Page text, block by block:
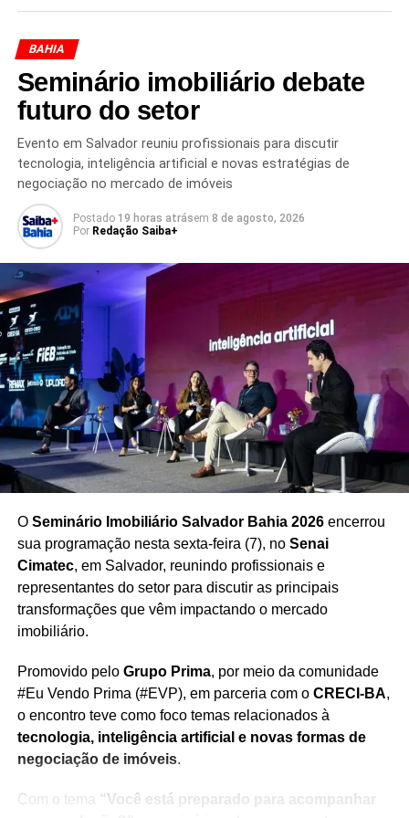
TÓPICOS RELACIONADOS
DEPUTADO BINHO GALINHA
FEIRA DE SANTANA
JOGO DO BICHO
LAVAGEM DE DINHEIRO
OPERAÇÃO ESTADO ANÔMICO
ORGANIZAÇÃO CRIMINOSA BAHIA
PF BAHIA
PRISÃO DEPUTADO ESTADUAL
PRÓXIMO
Mais de 600 garrafas impróprias para consumo
são apreendidas em Salvador
NÃO PERCA
Viajar de avião em Salvador fica mais caro a
partir desta terça
BAHIA
Seminário imobiliário debate
futuro do setor
Evento em Salvador reuniu profissionais para discutir
tecnologia, inteligência artificial e novas estratégias de
negociação no mercado de imóveis
Postado 19 horas atrásem 8 de agosto, 2026
Por Redação Saiba+
O Seminário Imobiliário Salvador Bahia 2026encerrou
sua programação nesta sexta-feira (7), no Senai
Cimatec, em Salvador, reunindo profissionais e
representantes do setor para discutir as principais
transformações que vêm impactando o mercado
imobiliário.
Promovido pelo Grupo Prima, por meio da comunidade
#Eu Vendo Prima (#EVP), em parceria com o CRECI-BA,
o encontro teve como foco temas relacionados à
tecnologia, inteligência artificial e novas formas de
negociação de imóveis.
Com o tema “Você está preparado para acompanhar